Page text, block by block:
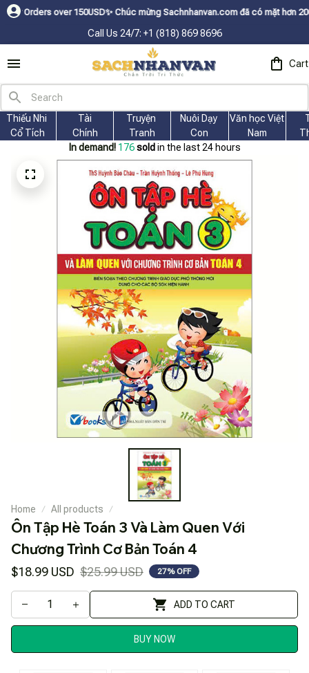
150USDㅤ✨Chúc mừng Sachnhanvan.com đã có mặt hơn 200 quốc gia
Call Us 24/7: +1 (818) 869 8696
Cart
Thiếu Nhi
Cổ Tích
Tài
Chính
Truyện
Tranh
Nuôi Dạy
Con
Văn học Việt
Nam
In demand! 177 sold in the last 24 hours
Home All products
Ôn Tập Hè Toán 3 Và Làm Quen Với
Chương Trình Cơ Bản Toán 4
$18.99 USD $25.99 USD 27% OFF
ADD TO CART
BUY NOW